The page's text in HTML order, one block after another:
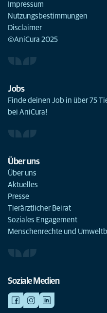
Impressum
Nutzungsbestimmungen
Disclaimer
©AniCura 2025
Jobs
Finde deinen Job in über 75
bei AniCura!
Über uns
Über uns
Aktuelles
Presse
Tierärztlicher Beirat
Soziales Engagement
Menschenrechte und
Soziale Medien